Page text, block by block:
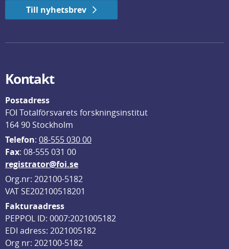
Till nyhetsbrev
Kontakt
Postadress
FOI Totalförsvarets forskningsinstitut
164 90 Stockholm
Telefon: 08-555 030 00
Fax: 08-555 031 00
registrator@foi.se
Org.nr: 202100-5182
VAT SE202100518201
Fakturaadress
PEPPOL ID: 0007:2021005182
EDI adress: 2021005182
Org nr: 202100-5182